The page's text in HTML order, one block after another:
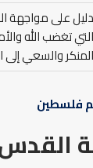
دليل على مواجهة
التي تغضب الله
المنكر والسعي
فلسطين